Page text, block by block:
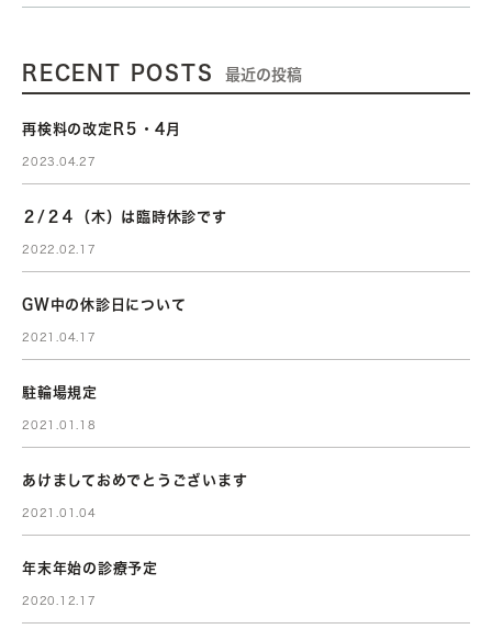
RECENT POSTS 最近の投稿
再検料の改定R５・4月
2023.04.27
２/２４（木）は臨時休診です
2022.02.17
GW中の休診日について
2021.04.17
駐輪場規定
2021.01.18
あけましておめでとうございます
2021.01.04
年末年始の診療予定
2020.12.17